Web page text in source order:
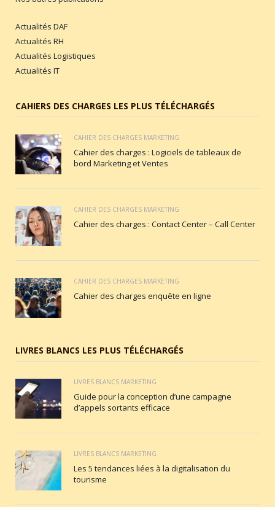
Actualités DAF
Actualités RH
Actualités Logistiques
Actualités IT
CAHIERS DES CHARGES LES PLUS TÉLÉCHARGÉS
CAHIER DES CHARGES MARKETING
Cahier des charges : Logiciels de tableaux de
bord Marketing et Ventes
CAHIER DES CHARGES MARKETING
Cahier des charges : Contact Center – Call Center
CAHIER DES CHARGES MARKETING
Cahier des charges enquête en ligne
LIVRES BLANCS LES PLUS TÉLÉCHARGÉS
LIVRES BLANCS MARKETING
Guide pour la conception d’une campagne
d’appels sortants efficace
LIVRES BLANCS MARKETING
Les 5 tendances liées à la digitalisation du
tourisme